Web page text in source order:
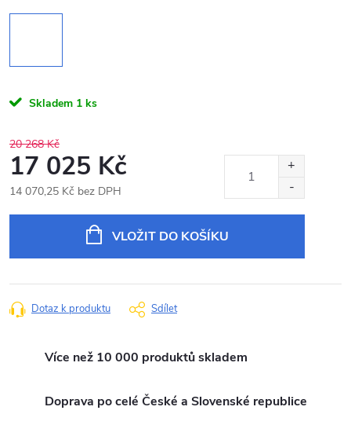
Skladem 1 ks
20 268 Kč
17 025 Kč
14 070,25 Kč bez DPH
VLOŽIT DO KOŠÍKU
Dotaz k produktu Sdílet
Více než 10 000 produktů skladem
Doprava po celé České a Slovenské republice